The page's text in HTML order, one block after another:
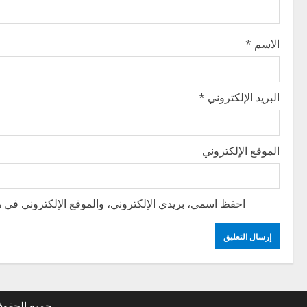
i
o
n
الاسم *
البريد الإلكتروني *
الموقع الإلكتروني
احفظ اسمي، بريدي الإلكتروني، والموقع الإلكتروني